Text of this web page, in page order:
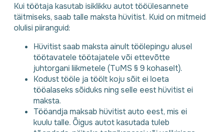
Kui töötaja kasutab isiklikku autot tööülesannete
täitmiseks, saab talle maksta hüvitist. Kuid on mitmeid
olulisi piiranguid:
Hüvitist saab maksta ainult töölepingu alusel
töötavatele töötajatele või ettevõtte
juhtorgani liikmetele (TuMS § 9 kohaselt).
Kodust tööle ja töölt koju sõit ei loeta
tööalaseks sõiduks ning selle eest hüvitist ei
maksta.
Tööandja maksab hüvitist auto eest, mis ei
kuulu talle. Õigus autot kasutada tuleb